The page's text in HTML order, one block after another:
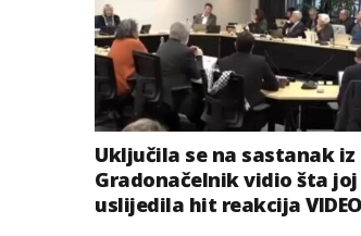
Uključila se na sastanak
Gradonačelnik vidio šta
uslijedila hit reakcija VIDEO